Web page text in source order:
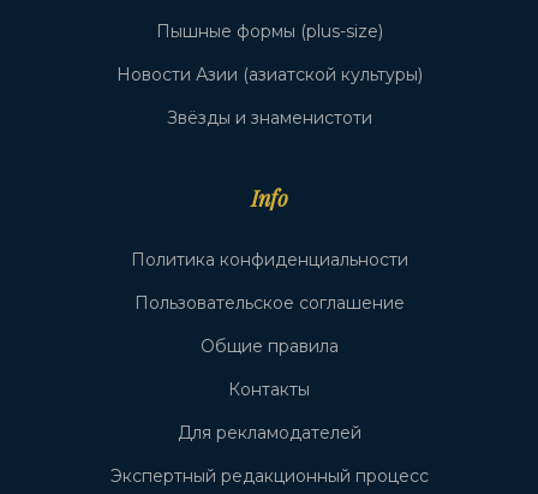
Пышные формы (plus-size)
Новости Азии (азиатской культуры)
Звёзды и знаменистоти
Info
Политика конфиденциальности
Пользовательское соглашение
Общие правила
Контакты
Для рекламодателей
Экспертный редакционный процесс